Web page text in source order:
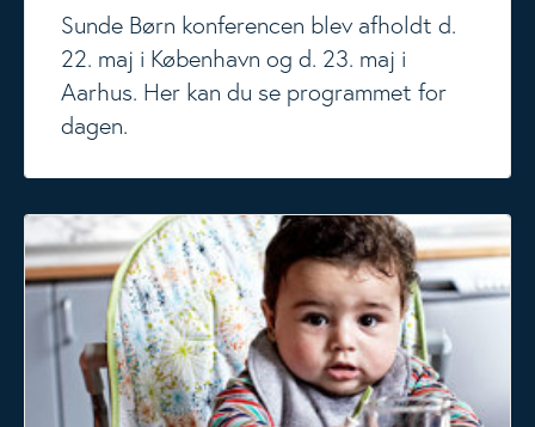
Sunde Børn konferencen blev afholdt d.
22. maj i København og d. 23. maj i
Aarhus. Her kan du se programmet for
dagen.
Sunde Børn konferencen 2016